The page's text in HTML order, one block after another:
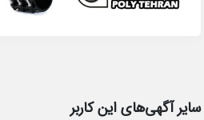
سایر آگهی‌های این کاربر